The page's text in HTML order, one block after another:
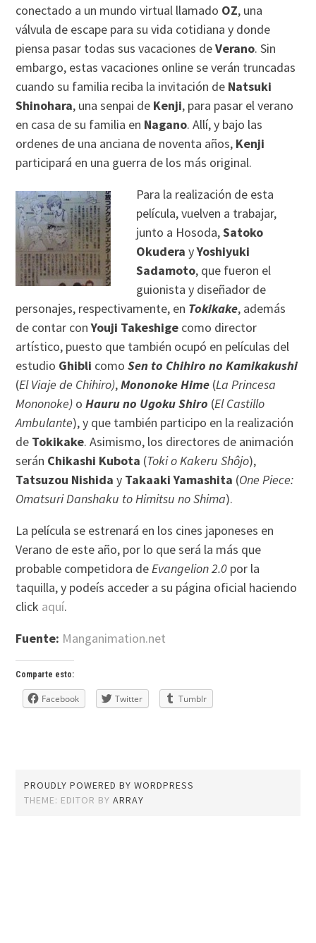
conectado a un mundo virtual llamado OZ, una
válvula de escape para su vida cotidiana y donde
piensa pasar todas sus vacaciones deVerano. Sin
embargo, estas vacaciones online se verán truncadas
cuando su familia reciba la invitación de Natsuki
Shinohara, una senpai de Kenji, para pasar el verano
en casa de su familia en Nagano. Allí, y bajo las
ordenes de una anciana de noventa años, Kenji
participará en una guerra de los más original.
Para la realización de esta
película, vuelven a trabajar,
junto a Hosoda,Satoko
Okudera yYoshiyuki
Sadamoto, que fueron el
guionista y diseñador de
personajes, respectivamente, en Tokikake, además
de contar conYouji Takeshige como director
artístico, puesto que también ocupó en películas del
estudio Ghibli comoSen to Chihiro no Kamikakushi
(El Viaje de Chihiro),Mononoke Hime (La Princesa
Mononoke) oHauru no Ugoku Shiro (El Castillo
Ambulante), y que también participo en la realización
de Tokikake. Asimismo, los directores de animación
serán Chikashi Kubota (Toki o Kakeru Shôjo),
Tatsuzou Nishida y Takaaki Yamashita (One Piece:
Omatsuri Danshaku to Himitsu no Shima).
La película se estrenará en los cines japoneses en
Verano de este año, por lo que será la más que
probable competidora deEvangelion 2.0 por la
taquilla, y podeís acceder a su página oficial haciendo
click aquí.
Fuente: Manganimation.net
Comparte esto:
Facebook Twitter Tumblr
PROUDLY POWERED BY WORDPRESS
THEME: EDITOR BYARRAY